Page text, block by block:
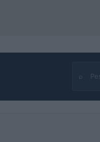
⌕
Buscar